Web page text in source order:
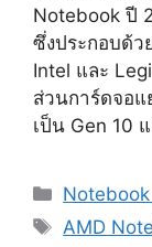
Notebook ปี
ซึ่งประกอบด้ว
Intel และ
ส่วนการ์ดจอแ
เป็น Gen 10
Tags
AMD